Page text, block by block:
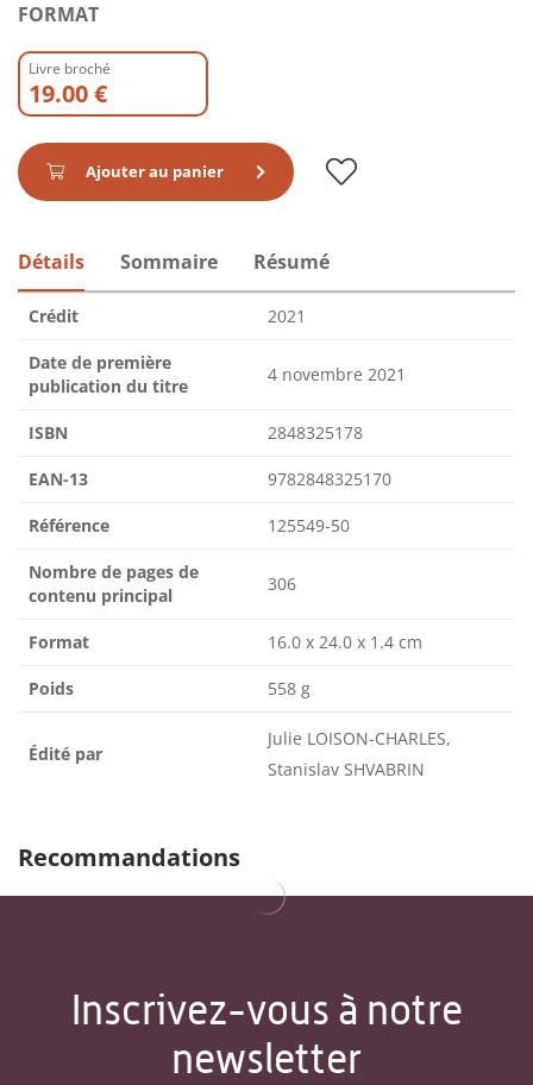
FORMAT
Livre broché
19.00 €
Ajouter au panier
Détails Sommaire Résumé
Crédit 2021
Date de première
publication du titre
4 novembre 2021
ISBN 2848325178
EAN-13 9782848325170
Référence 125549-50
Nombre de pages de
contenu principal
306
Format 16.0 x 24.0 x 1.4 cm
Poids 558 g
Édité par
Julie LOISON-CHARLES,
Stanislav SHVABRIN
Recommandations
Inscrivez-vous à notre
newsletter